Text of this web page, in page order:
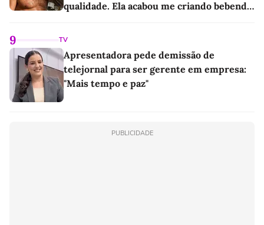
qualidade. Ela acabou me criando bebendo
9 TV
Apresentadora pede demissão de
telejornal para ser gerente em empresa:
"Mais tempo e paz"
PUBLICIDADE